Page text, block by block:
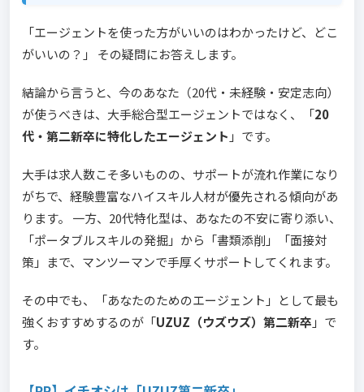
「エージェントを使った方がいいのはわかったけど、どこ
がいいの？」 その疑問にお答えします。
結論から言うと、今のあなた（20代・未経験・安定志向）
が使うべきは、大手総合型エージェントではなく、「20
代・第二新卒に特化したエージェント 」です。
大手は求人数こそ多いものの、サポートが流れ作業になり
がちで、経験豊富なハイスキル人材が優先される傾向があ
ります。 一方、20代特化型は、あなたの不安に寄り添い、
「ポータブルスキルの発掘」から「書類添削」「面接対
策」まで、マンツーマンで手厚くサポートしてくれます。
その中でも、「あなたのためのエージェント」として最も
強くおすすめするのが「UZUZ（ウズウズ）第二新卒 」で
す。